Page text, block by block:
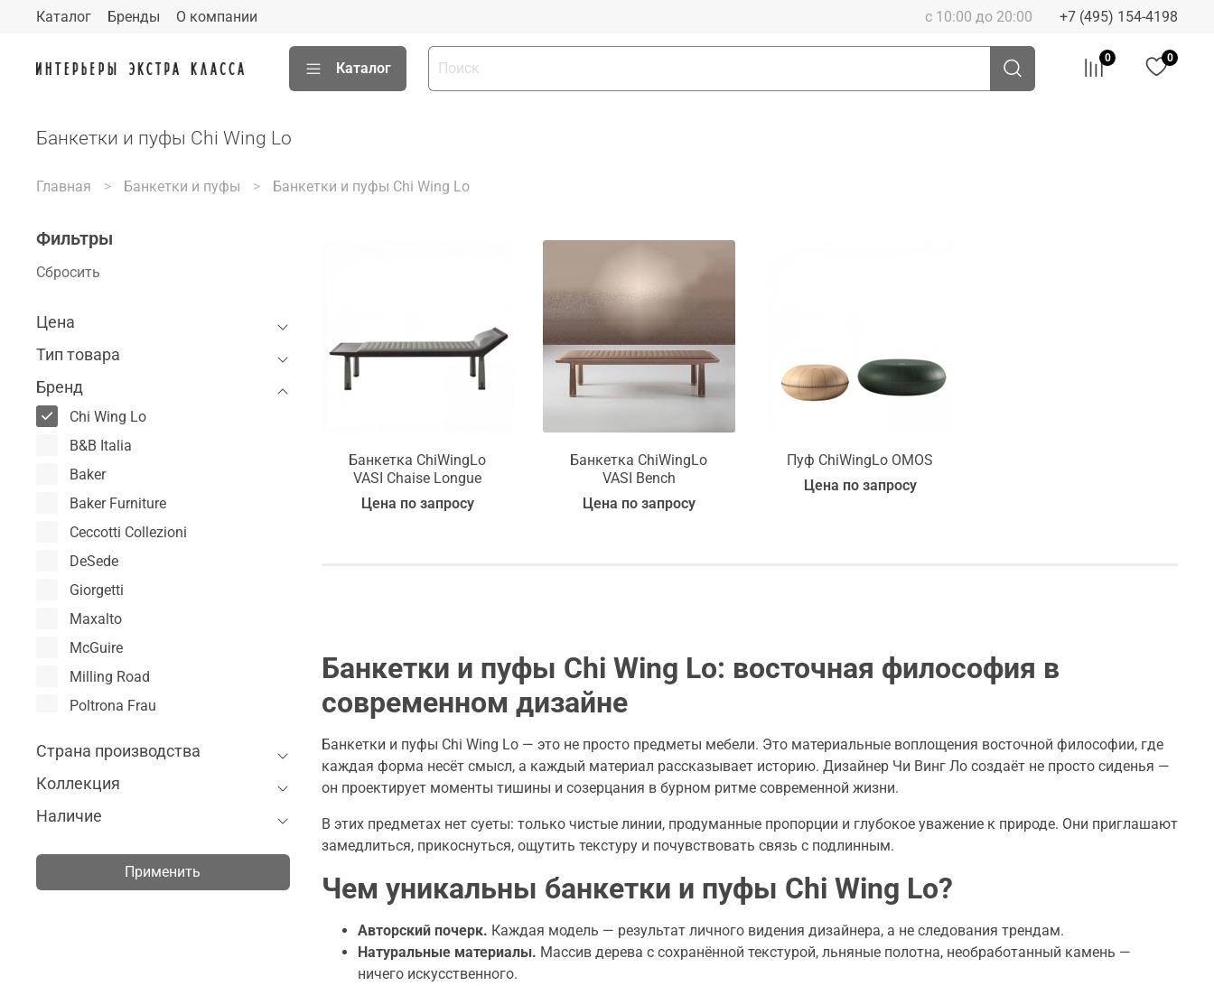
Каталог Бренды О компании с 10:00 до 20:00 +7 (495) 154-4198
Каталог
0 0
Банкетки и пуфы Chi Wing Lo
Главная Банкетки и пуфы Банкетки и пуфы Chi Wing Lo
Банкетка ChiWingLo
VASI Chaise Longue
Цена по запросу
Банкетка ChiWingLo
VASI Bench
Цена по запросу
Пуф ChiWingLo OMOS
Цена по запросу
Банкетки и пуфы Chi Wing Lo: восточная философия в
современном дизайне
Банкетки и пуфы Chi Wing Lo — это не просто предметы мебели. Это материальные воплощения восточной философии, где
каждая форма несёт смысл, а каждый материал рассказывает историю. Дизайнер Чи Винг Ло создаёт не просто сиденья —
он проектирует моменты тишины и созерцания в бурном ритме современной жизни.
В этих предметах нет суеты: только чистые линии, продуманные пропорции и глубокое уважение к природе. Они приглашают
замедлиться, прикоснуться, ощутить текстуру и почувствовать связь с подлинным.
Чем уникальны банкетки и пуфы Chi Wing Lo?
Авторский почерк. Каждая модель — результат личного видения дизайнера, а не следования трендам.
Натуральные материалы. Массив дерева с сохранённой текстурой, льняные полотна, необработанный камень —
ничего искусственного.
Фильтры
Сбросить
Цена
Тип товара
Бренд
B&B Italia
Baker
Baker Furniture
Ceccotti Collezioni
Chi Wing Lo
DeSede
Giorgetti
Maxalto
McGuire
Milling Road
Poltrona Frau
Walter Knoll
Wittmann
Страна производства
Коллекция
Наличие
Применить